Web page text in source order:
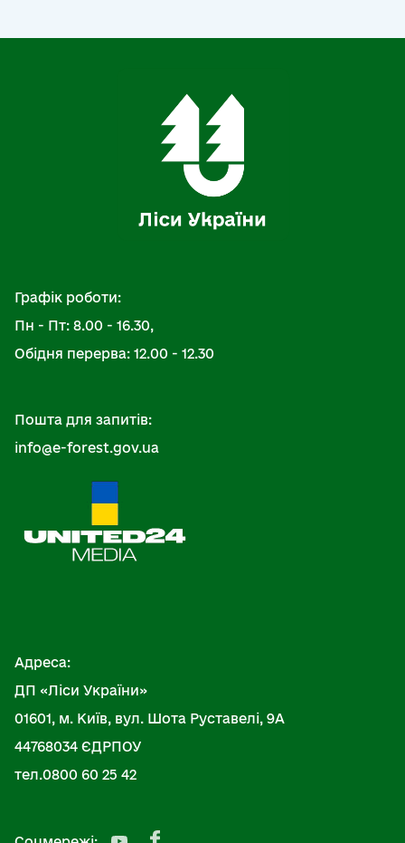
Графік роботи:
Пн - Пт: 8.00 - 16.30,
Обідня перерва: 12.00 - 12.30
Пошта для запитів:
info@e-forest.gov.ua
Адреса:
ДП «Ліси України»
01601, м. Київ, вул. Шота Руставелі, 9А
44768034 ЄДРПОУ
тел.0800 60 25 42